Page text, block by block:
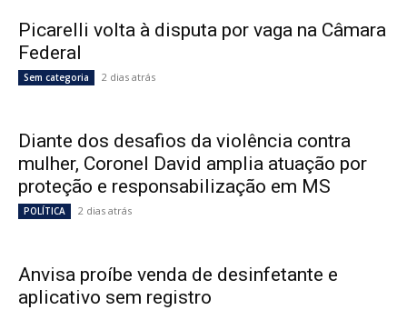
Picarelli volta à disputa por vaga na Câmara
Federal
Sem categoria 2 dias atrás
Diante dos desafios da violência contra
mulher, Coronel David amplia atuação por
proteção e responsabilização em MS
POLÍTICA 2 dias atrás
Anvisa proíbe venda de desinfetante e
aplicativo sem registro